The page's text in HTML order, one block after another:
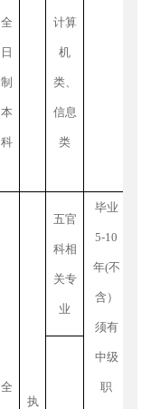
全
日
制
本
科
计算
机
类、
信息
类
全
执
五官
科相
关专
业
毕业
5-10
年(不
含）
须有
中级
职